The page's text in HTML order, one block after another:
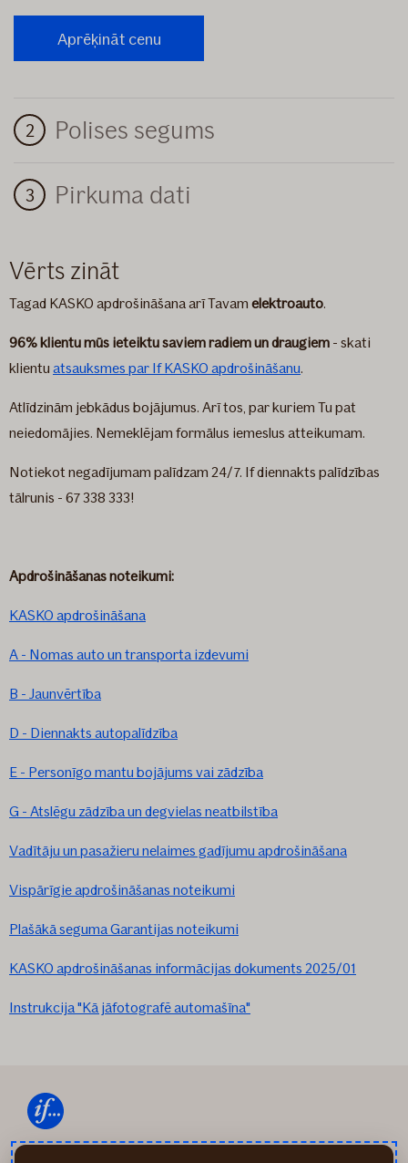
Polises segums
Pirkuma dati
Vērts zināt
Tagad KASKO apdrošināšana arī Tavam elektroauto.
96% klientu mūs ieteiktu saviem radiem un draugiem - skati
klientu atsauksmes par If KASKO apdrošināšanu.
Atlīdzinām jebkādus bojājumus. Arī tos, par kuriem Tu pat
neiedomājies. Nemeklējam formālus iemeslus atteikumam.
Notiekot negadījumam palīdzam 24/7. If diennakts palīdzības
tālrunis - 67 338 333!
Apdrošināšanas noteikumi:
KASKO apdrošināšana
A - Nomas auto un transporta izdevumi
B - Jaunvērtība
D - Diennakts autopalīdzība
E - Personīgo mantu bojājums vai zādzība
G - Atslēgu zādzība un degvielas neatbilstība
Vadītāju un pasažieru nelaimes gadījumu apdrošināšana
Vispārīgie apdrošināšanas noteikumi
Plašākā seguma Garantijas noteikumi
KASKO apdrošināšanas informācijas dokuments 2025/01
Instrukcija "Kā jāfotografē automašīna"